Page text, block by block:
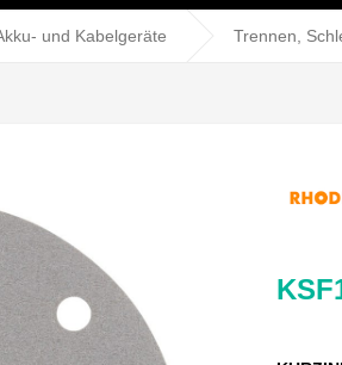
und Kabelgeräte Trennen,